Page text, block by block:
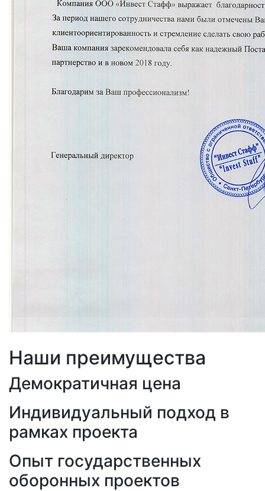
Наши преимущества
Демократичная цена
Индивидуальный подход в
рамках проекта
Опыт государственных
оборонных проектов